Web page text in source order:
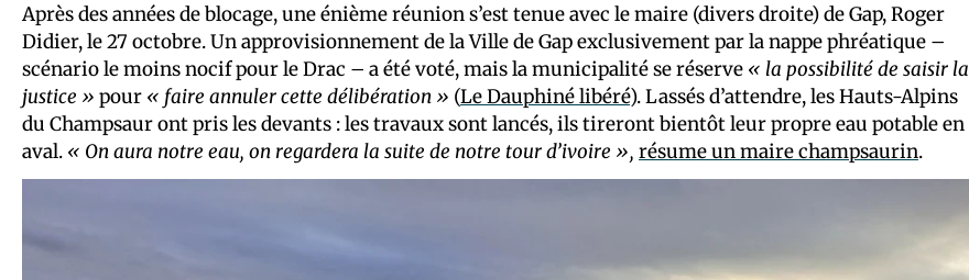
Après des années de blocage, une énième réunion s’est tenue avec le maire (divers droite) de Gap, Roger
Didier, le 27 octobre. Un approvisionnement de la Ville de Gap exclusivement par la nappe phréatique –
scénario le moins nocif pour le Drac – a été voté, mais la municipalité se réserve « la possibilité de saisir la
justice » pour « faire annuler cette délibération » (Le Dauphiné libéré). Lassés d’attendre, les Hauts-Alpins
du Champsaur ont pris les devants : les travaux sont lancés, ils tireront bientôt leur propre eau potable en
aval. « On aura notre eau, on regardera la suite de notre tour d’ivoire », résume un maire champsaurin.